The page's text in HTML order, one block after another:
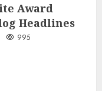
Award
Headlines
995